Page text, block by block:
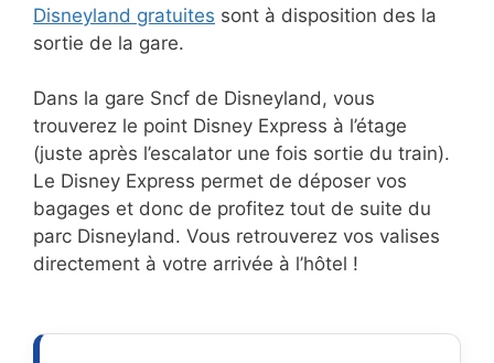
Disneyland gratuites sont à disposition des la
sortie de la gare.
Dans la gare Sncf de Disneyland, vous
trouverez le point Disney Express à l’étage
(juste après l’escalator une fois sortie du train).
Le Disney Express permet de déposer vos
bagages et donc de profitez tout de suite du
parc Disneyland. Vous retrouverez vos valises
directement à votre arrivée à l’hôtel !